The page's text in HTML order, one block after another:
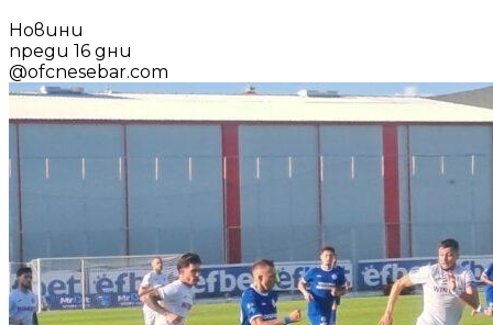
Новини
преди 16 дни
@ofcnesebar.com